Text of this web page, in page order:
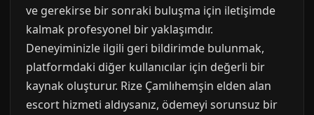
ve gerekirse bir sonraki buluşma için iletişimde
kalmak profesyonel bir yaklaşımdır.
Deneyiminizle ilgili geri bildirimde bulunmak,
platformdaki diğer kullanıcılar için değerli bir
kaynak oluşturur. Rize Çamlıhemşin elden alan
escort hizmeti aldıysanız, ödemeyi sorunsuz bir